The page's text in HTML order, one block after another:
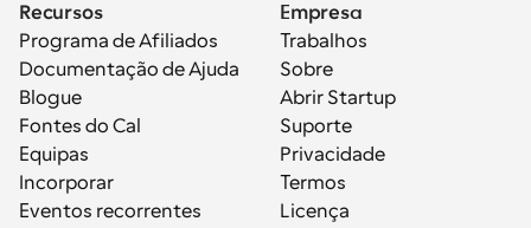
Recursos
Programa de Afiliados
Documentação de Ajuda
Blogue
Fontes do Cal
Equipas
Incorporar
Eventos recorrentes
Empresa
Trabalhos
Sobre
Abrir Startup
Suporte
Privacidade
Termos
Licença